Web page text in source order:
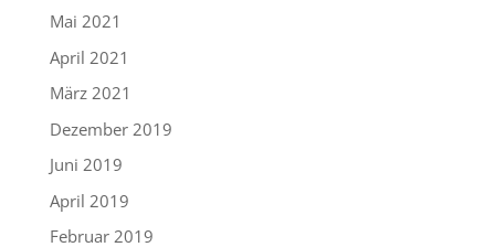
Mai 2021
April 2021
März 2021
Dezember 2019
Juni 2019
April 2019
Februar 2019